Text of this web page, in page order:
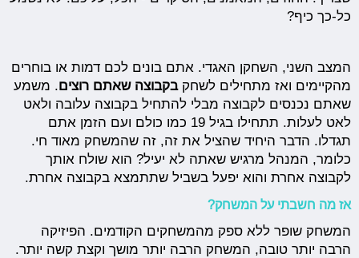
כל-כך כיף?
המצב השני, השחקן האגדי. אתם בונים לכם דמות או בוחרים
מהקיימים ואז מתחילים לשחקבקבוצה שאתם רוצים. משמע
שאתם נכנסים לקבוצה מבלי להתחיל בקבוצה עלובה ולאט
לאט לעלות. תתחילו בגיל 19 כמו כולם ועם הזמן אתם
תגדלו. הדבר היחיד שהציל את זה, זה שהמשחק מאוד חי.
כלומר, המנהל מרגיש שאתה לא יעיל? הוא שולח אותך
לקבוצה אחרת והוא יפעל בשביל שתתמצא בקבוצה אחרת.
אז מה חשבתי על המשחק?
המשחק שופר ללא ספק מהמשחקים הקודמים. הפיזיקה
הרבה יותר טובה, המשחק הרבה יותר מושך וקצת קשה יותר.